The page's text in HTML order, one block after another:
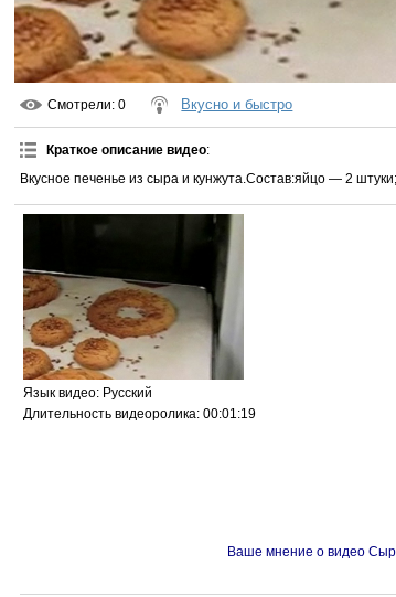
Смотрели: 0 Вкусно и быстро
Краткое описание видео:
Вкусное печенье из сыра и кунжута.Состав:яйцо — 2
Язык видео: Русский
Длительность видеоролика: 00:01:19
Ваше мнение о видео